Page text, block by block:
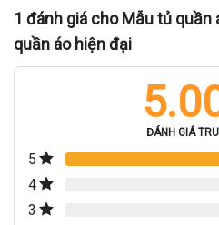
1 đánh giá cho Mẫu tủ quần
quần áo hiện đại
ĐÁNH GIÁ
5
4
3